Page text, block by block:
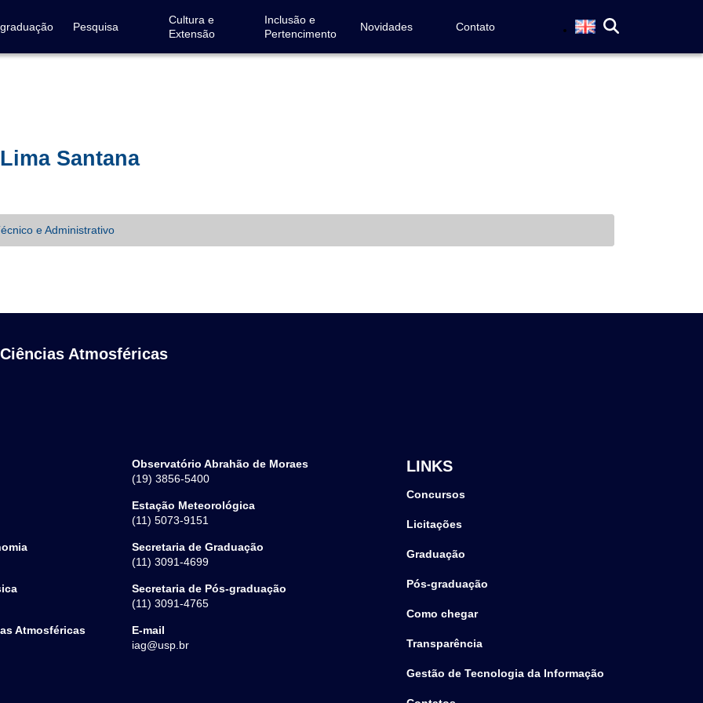
Pesquisa
Cultura e
Extensão
Inclusão e
Pertencimento
Novidades Contato
Santana
e Administrativo
Atmosféricas
Atmosféricas
Observatório Abrahão de Moraes
(19) 3856-5400
Estação Meteorológica
(11) 5073-9151
Secretaria de Graduação
(11) 3091-4699
Secretaria de Pós-graduação
(11) 3091-4765
E-mail
iag@usp.br
LINKS
Concursos
Licitações
Graduação
Pós-graduação
Como chegar
Transparência
Gestão de Tecnologia da Informação